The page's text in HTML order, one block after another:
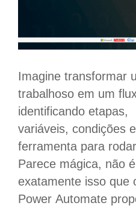
Imagine transformar
trabalhoso em um
identificando etapas,
variáveis, condições
ferramenta para
Parece mágica, não
exatamente isso que
Power Automate